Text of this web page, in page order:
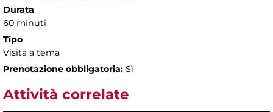
Durata
60 minuti
Tipo
Visita a tema
Prenotazione obbligatoria: Sì
Attività correlate